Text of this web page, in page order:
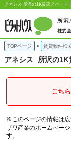
アネシス 所沢の1K賃貸アパート
TOPページ 賃貸物件検
アネシス 所沢の1K
こち
※このページの情報は広
ザワ産業のホームぺー
す。